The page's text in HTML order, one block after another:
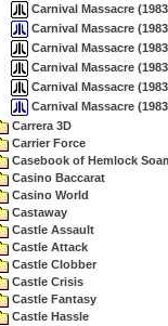
Carnival Massacre
Carnival Massacre
Carnival Massacre
Carnival Massacre
Carnival Massacre
Carnival Massacre
Carrera 3D
Carrier Force
Casebook of Hemlock
Casino Baccarat
Casino World
Castaway
Castle Assault
Castle Attack
Castle Clobber
Castle Crisis
Castle Fantasy
Castle Hassle